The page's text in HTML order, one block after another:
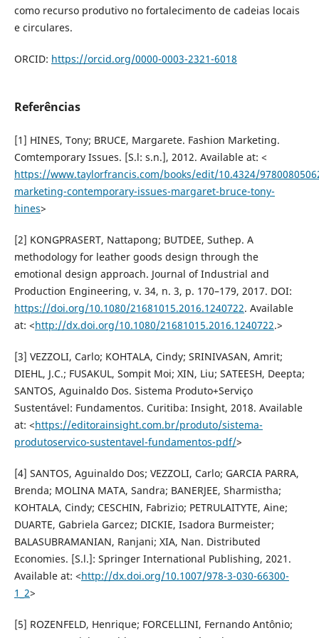
como recurso produtivo no fortalecimento de cadeias locais
e circulares.
ORCID: https://orcid.org/0000-0003-2321-6018
Referências
[1] HINES, Tony; BRUCE, Margarete. Fashion Marketing.
Comtemporary Issues. [S.l: s.n.], 2012. Available at: <
https://www.taylorfrancis.com/books/edit/10.4324/
marketing-contemporary-issues-margaret-bruce-tony-
hines>
[2] KONGPRASERT, Nattapong; BUTDEE, Suthep. A
methodology for leather goods design through the
emotional design approach. Journal of Industrial and
Production Engineering, v. 34, n. 3, p. 170–179, 2017. DOI:
https://doi.org/10.1080/21681015.2016.1240722. Available
at: <http://dx.doi.org/10.1080/21681015.2016.1240722.>
[3] VEZZOLI, Carlo; KOHTALA, Cindy; SRINIVASAN, Amrit;
DIEHL, J.C.; FUSAKUL, Sompit Moi; XIN, Liu; SATEESH, Deepta;
SANTOS, Aguinaldo Dos. Sistema Produto+Serviço
Sustentável: Fundamentos. Curitiba: Insight, 2018. Available
at: <https://editorainsight.com.br/produto/sistema-
produtoservico-sustentavel-fundamentos-pdf/>
[4] SANTOS, Aguinaldo Dos; VEZZOLI, Carlo; GARCIA PARRA,
Brenda; MOLINA MATA, Sandra; BANERJEE, Sharmistha;
KOHTALA, Cindy; CESCHIN, Fabrizio; PETRULAITYTE, Aine;
DUARTE, Gabriela Garcez; DICKIE, Isadora Burmeister;
BALASUBRAMANIAN, Ranjani; XIA, Nan. Distributed
Economies. [S.l.]: Springer International Publishing, 2021.
Available at: <http://dx.doi.org/10.1007/978-3-030-66300-
1_2>
[5] ROZENFELD, Henrique; FORCELLINI, Fernando Antônio;